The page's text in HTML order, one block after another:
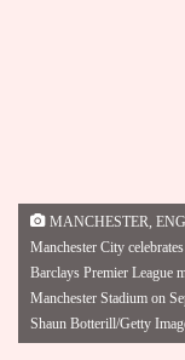
MANCHESTER,
Manchester City
Barclays Premier League
Manchester Stadium on
Shaun Botterill/Getty